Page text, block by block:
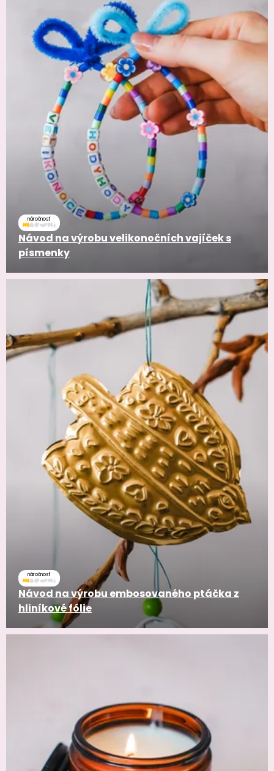
náročnosť
Návod na výrobu velikonočních vajíček s
písmenky
náročnosť
Návod na výrobu embosovaného ptáčka z
hliníkové fólie